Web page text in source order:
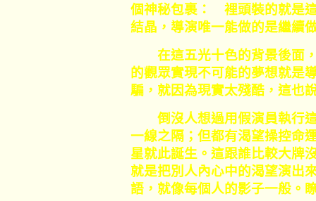
個神秘包裹： 裡頭裝的就是
結晶，導演唯一能做的是繼續
在這五光十色的背景後面，
的觀眾實現不可能的夢想就是
騙，就因為現實太殘酷，這也
倒沒人想過用假演員執行這
一線之隔；但都有渴望操控命
星就此誕生。這跟誰比較大牌
就是把別人內心中的渴望演出
語，就像每個人的影子一般。